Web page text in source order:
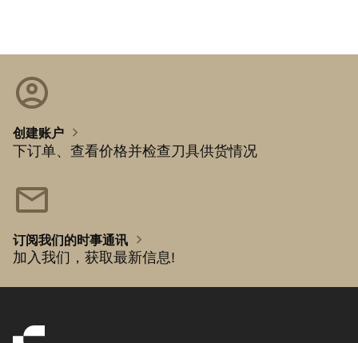
account_circle
创建账户 chevron_right
下订单、查看价格并检查刀具供货情况
mail
订阅我们的时事通讯 chevron_right
加入我们，获取最新信息!